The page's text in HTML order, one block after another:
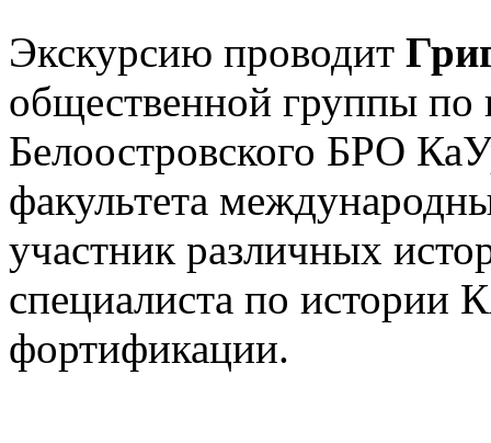
Экскурсию проводит
общественной группы
Белоостровского БРО
факультета
участник различных
специалиста по истории
фортификации.